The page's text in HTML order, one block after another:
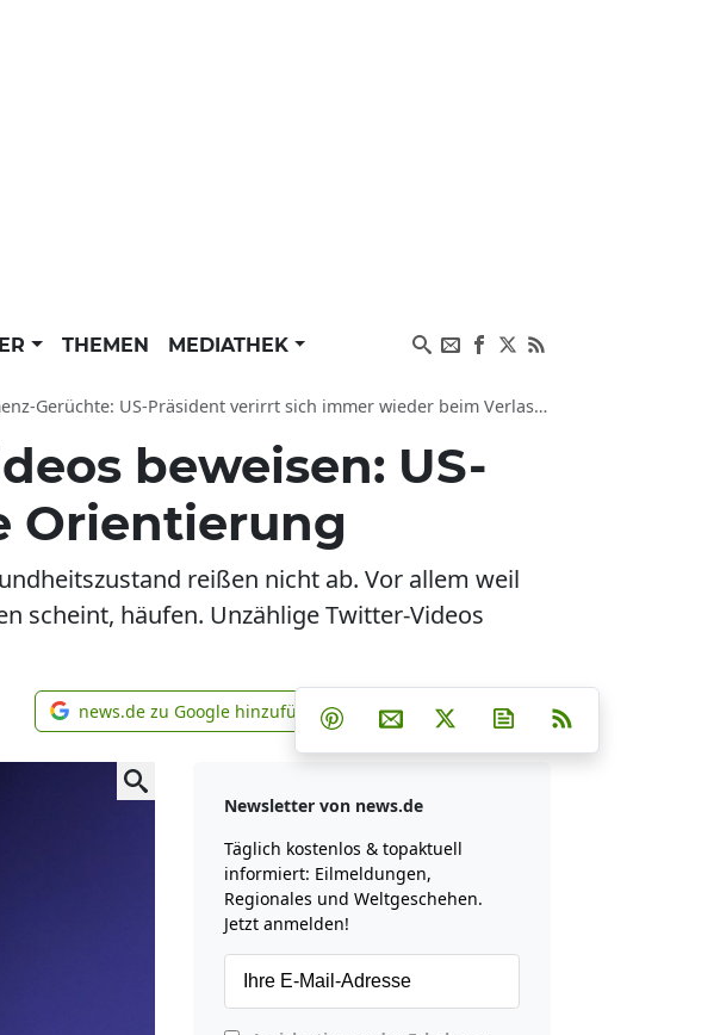
THEMEN MEDIATHEK
US-Präsident verirrt sich immer wieder beim Verlassen einer Bühne
beweisen: US-
Orientierung
reißen nicht ab. Vor allem weil
scheint, häufen. Unzählige Twitter-Videos
news.de zu Google hinzufügen
news.de zu Google hinzufügen Teilen auf Facebook
Teilen auf Whatsapp
Teilen auf Telegram
Teilen auf Pinterest
Per E-Mail teilen
Post auf XNewsletter
Newsletter von news.de
Täglich kostenlos & topaktuell
informiert: Eilmeldungen,
Regionales und Weltgeschehen.
Jetzt anmelden!